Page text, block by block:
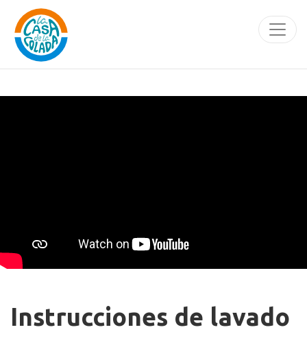
Instrucciones de lavado